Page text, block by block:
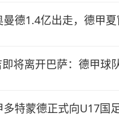
曼德1.4亿出走，德甲
即将离开巴萨：德甲球
多特蒙德正式向U17国